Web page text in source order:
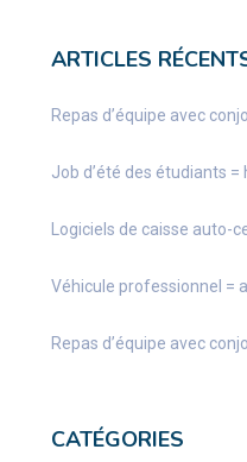
ARTICLES
Repas d’équipe avec
Job d’été des étudiants =
Logiciels de caisse auto-
Véhicule professionnel =
Repas d’équipe avec
CATÉGORIES